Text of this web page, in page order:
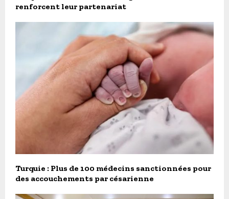
renforcent leur partenariat
Turquie : Plus de 100 médecins sanctionnées pour
des accouchements par césarienne